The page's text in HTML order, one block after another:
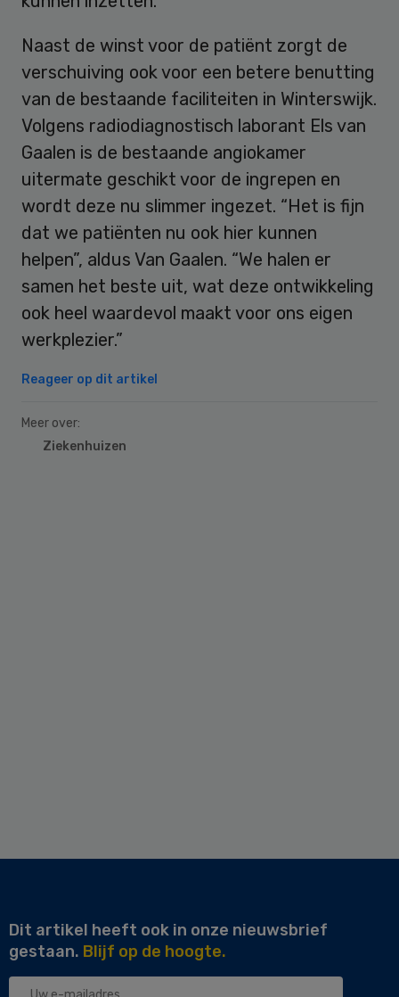
Naast de winst voor de patiënt zorgt de
verschuiving ook voor een betere benutting
van de bestaande faciliteiten in Winterswijk.
Volgens radiodiagnostisch laborant Els van
Gaalen is de bestaande angiokamer
uitermate geschikt voor de ingrepen en
wordt deze nu slimmer ingezet. “Het is fijn
dat we patiënten nu ook hier kunnen
helpen”, aldus Van Gaalen. “We halen er
samen het beste uit, wat deze ontwikkeling
ook heel waardevol maakt voor ons eigen
werkplezier.”
Reageer op dit artikel
Meer over:
Ziekenhuizen
Dit artikel heeft ook in onze nieuwsbrief
gestaan. Blijf op de hoogte.
Uw